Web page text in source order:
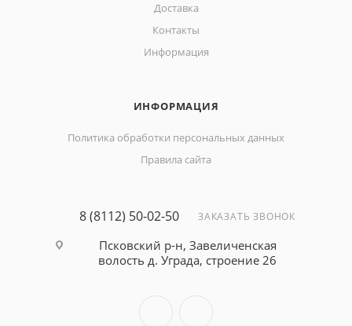
Доставка
Контакты
Информация
ИНФОРМАЦИЯ
Политика обработки персональных данных
Правила сайта
8 (8112) 50-02-50 ЗАКАЗАТЬ ЗВОНОК
Псковский р-н, Завеличенская
волость д. Уграда, строение 26